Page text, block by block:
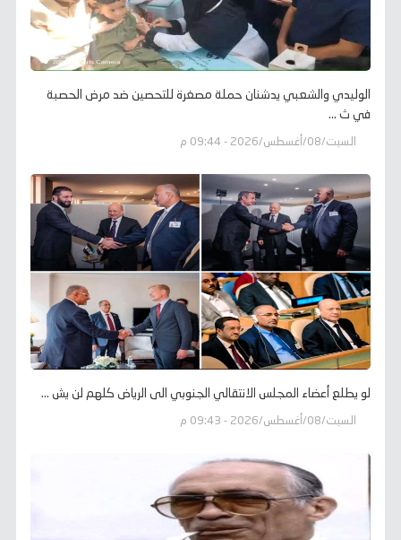
الوليدي والشعبي يدشنان حملة مصغرة للتحصين ضد مرض الحصبة
في ث ...
السبت/08/أغسطس/2026 - 09:44 م
لو يطلع أعضاء المجلس الانتقالي الجنوبي الى الرياض كلهم لن يش ...
السبت/08/أغسطس/2026 - 09:43 م